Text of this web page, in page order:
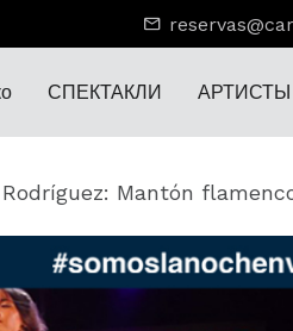
СПЕКТАКЛИ АРТИСТЫ
Mantón